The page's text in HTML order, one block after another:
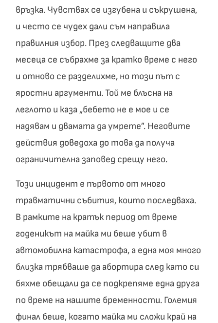
връзка. Чувствах се изгубена и съкрушена,
и често се чудех дали съм направила
правилния избор. През следващите два
месеца се събрахме за кратко време с него
и отново се разделихме, но този път с
яростни аргументи. Той ме блъсна на
леглото и каза „бебето не е мое и се
надявам и двамата да умрете”. Неговите
действия доведоха до това да получа
ограничителна заповед срещу него.
Този инцидент е първото от много
травматични събития, които последваха.
В рамките на кратък период от време
годеникът на майка ми беше убит в
автомобилна катастрофа, а една моя много
близка трябваше да абортира след като си
бяхме обещали да се подкрепяме една друга
по време на нашите бременности. Големия
финал беше, когато майка ми сложи край на